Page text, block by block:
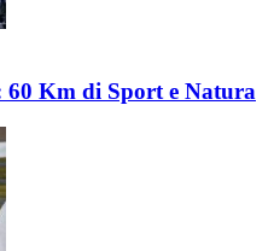
60 Km di Sport e Natura